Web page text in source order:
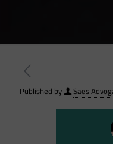
Published by Saes